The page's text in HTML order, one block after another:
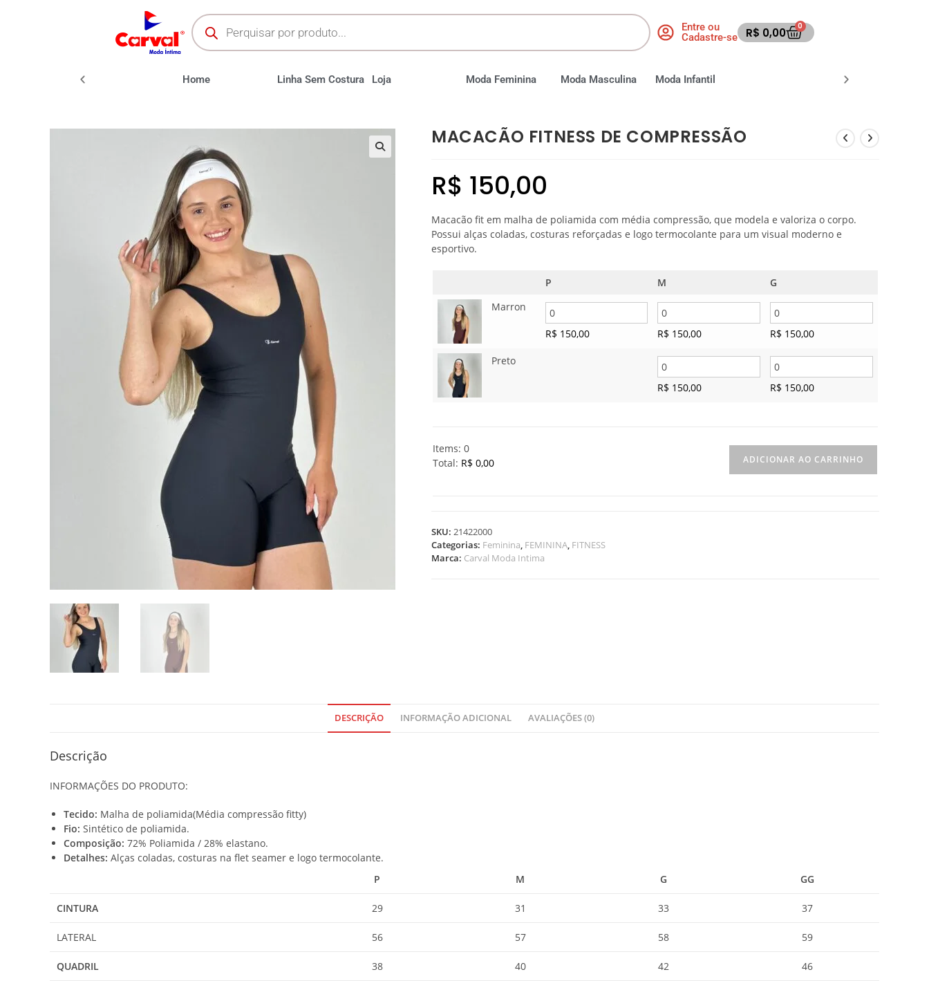
Entre ou
Cadastre-se
R$ 0,00 0
Home Linha Sem Costura Loja Moda Feminina Moda Masculina Moda Infantil Moda Praia
MACACÃO FITNESS DE COMPRESSÃO
R$ 150,00
Macacão fit em malha de poliamida com média compressão, que modela e valoriza o corpo.
Possui alças coladas, costuras reforçadas e logo termocolante para um visual moderno e
esportivo.
P M
G
Marron
R$ 150,00 R$ 150,00 R$ 150,00
Preto
R$ 150,00 R$ 150,00
Items: 0
Total: R$ 0,00
m
s
.
s
ADICIONAR AO CARRINHO
SKU: 21422000
Categorias: Feminina, FEMININA, FITNESS
Marca: Carval Moda Intima
DESCRIÇÃO INFORMAÇÃO ADICIONAL AVALIAÇÕES (0)
Descrição
INFORMAÇÕES DO PRODUTO:
Tecido: Malha de poliamida(Média compressão fitty)
Fio: Sintético de poliamida.
Composição: 72% Poliamida / 28% elastano.
Detalhes: Alças coladas, costuras na flet seamer e logo termocolante.
P
M G GG
CINTURA 29 31 33 37
LATERAL 56 57 58 59
QUADRIL 38 40 42 46